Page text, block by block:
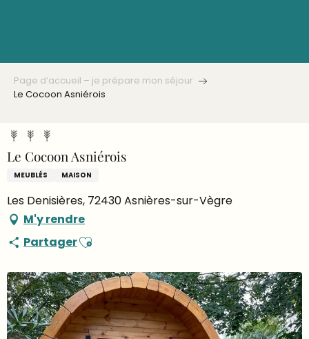
Page d’accueil – je prépare mon séjour
Le Cocoon Asniérois
Le Cocoon Asniérois
MEUBLÉS MAISON
Les Denisières, 72430 Asnières-sur-Vègre
M'y rendre
PartagerAjouter aux favoris